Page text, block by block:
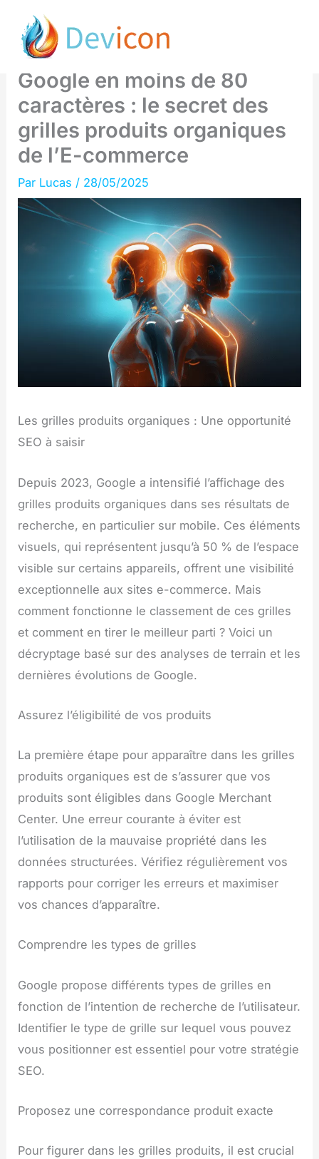
contenu
Comment être en tête des
résultats de recherche
Google en moins de 80
caractères : le secret des
grilles produits organiques
de l’E-commerce
Par Lucas / 28/05/2025
Les grilles produits organiques : Une opportunité
SEO à saisir
Depuis 2023, Google a intensifié l’affichage des
grilles produits organiques dans ses résultats de
recherche, en particulier sur mobile. Ces éléments
visuels, qui représentent jusqu’à 50 % de l’espace
visible sur certains appareils, offrent une visibilité
exceptionnelle aux sites e-commerce. Mais
comment fonctionne le classement de ces grilles
et comment en tirer le meilleur parti ? Voici un
décryptage basé sur des analyses de terrain et les
dernières évolutions de Google.
Assurez l’éligibilité de vos produits
La première étape pour apparaître dans les grilles
produits organiques est de s’assurer que vos
produits sont éligibles dans Google Merchant
Center. Une erreur courante à éviter est
l’utilisation de la mauvaise propriété dans les
données structurées. Vérifiez régulièrement vos
rapports pour corriger les erreurs et maximiser
vos chances d’apparaître.
Comprendre les types de grilles
Google propose différents types de grilles en
fonction de l’intention de recherche de l’utilisateur.
Identifier le type de grille sur lequel vous pouvez
vous positionner est essentiel pour votre stratégie
SEO.
Proposez une correspondance produit exacte
Pour figurer dans les grilles produits, il est crucial